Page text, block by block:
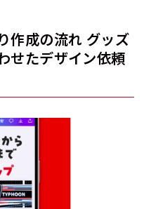
作成の流れ グッズ
せたデザイン依頼